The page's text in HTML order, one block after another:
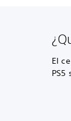
El
PS5